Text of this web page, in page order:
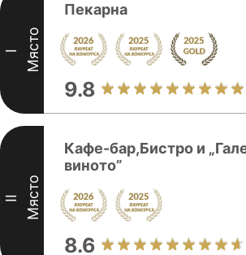
I Място
Пекарна
9.8
II Място
Кафе-бар,Бистро и
виното”
8.6